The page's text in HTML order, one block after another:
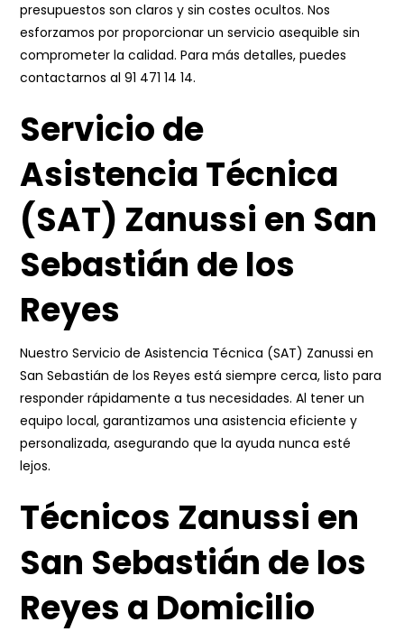
presupuestos son claros y sin costes ocultos. Nos
esforzamos por proporcionar un servicio asequible sin
comprometer la calidad. Para más detalles, puedes
contactarnos al91 471 14 14.
Servicio de
Asistencia Técnica
(SAT) Zanussi en San
Sebastián de los
Reyes
Nuestro Servicio de Asistencia Técnica (SAT) Zanussi en
San Sebastián de los Reyes está siempre cerca, listo para
responder rápidamente a tus necesidades. Al tener un
equipo local, garantizamos una asistencia eficiente y
personalizada, asegurando que la ayuda nunca esté
lejos.
Técnicos Zanussi en
San Sebastián de los
Reyes a Domicilio